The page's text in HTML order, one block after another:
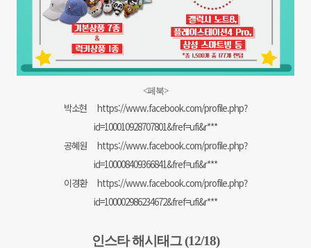
<페북>
박소현
https://www.facebook.com/profile.php?
id=100010928707801&fref=ufi&r***
공혜원
https://www.facebook.com/profile.php?
id=100008409366841&fref=ufi&r***
이경환
https://www.facebook.com/profile.php?
id=100002986234672&fref=ufi&r***
인스타 해시태그 (12/18)